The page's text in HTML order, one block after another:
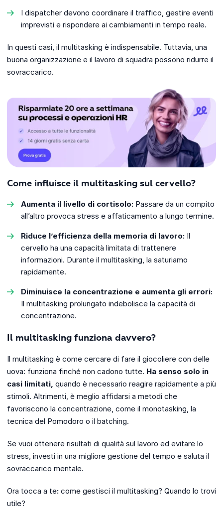
I dispatcher devono coordinare il traffico, gestire eventi
imprevisti e rispondere ai cambiamenti in tempo reale.
In questi casi, il multitasking è indispensabile. Tuttavia, una
buona organizzazione e il lavoro di squadra possono ridurre il
sovraccarico.
Come influisce il multitasking sul cervello?
Aumenta il livello di cortisolo: Passare da un compito
all’altro provoca stress e affaticamento a lungo termine.
Riduce l’efficienza della memoria di lavoro: Il
cervello ha una capacità limitata di trattenere
informazioni. Durante il multitasking, la saturiamo
rapidamente.
Diminuisce la concentrazione e aumenta gli errori:
Il multitasking prolungato indebolisce la capacità di
concentrazione.
Il multitasking funziona davvero?
Il multitasking è come cercare di fare il giocoliere con delle
uova: funziona finché non cadono tutte. Ha senso solo in
casi limitati, quando è necessario reagire rapidamente a più
stimoli. Altrimenti, è meglio affidarsi a metodi che
favoriscono la concentrazione, come il monotasking, la
tecnica del Pomodoro o il batching.
Se vuoi ottenere risultati di qualità sul lavoro ed evitare lo
stress, investi in una migliore gestione del tempo e saluta il
sovraccarico mentale.
Ora tocca a te: come gestisci il multitasking? Quando lo trovi
utile?